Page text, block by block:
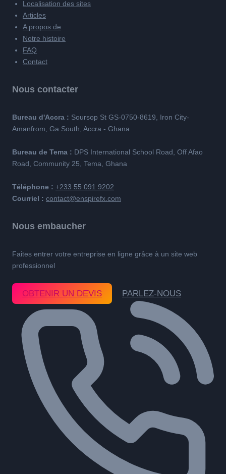
Localisation des sites
Articles
A propos de
Notre histoire
FAQ
Contact
Nous contacter
Bureau d'Accra : Soursop St GS-0750-8619, Iron City-
Amanfrom, Ga South, Accra - Ghana
Bureau de Tema : DPS International School Road, Off Afao
Road, Community 25, Tema, Ghana
Téléphone : +233 55 091 9202
Courriel : contact@enspirefx.com
Nous embaucher
Faites entrer votre entreprise en ligne grâce à un site web
professionnel
OBTENIR UN DEVIS PARLEZ-NOUS